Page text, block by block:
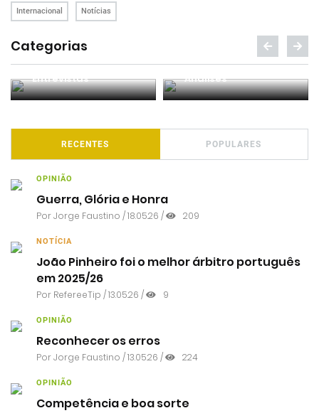
Internacional Notícias
Categorias
Entrevistas Análises
RECENTES POPULARES
OPINIÃO
Guerra, Glória e Honra
PorJorge Faustino / 18.05.26 / 209
NOTÍCIA
João Pinheiro foi o melhor árbitro português
em 2025/26
Por RefereeTip / 13.05.26 / 9
OPINIÃO
Reconhecer os erros
PorJorge Faustino / 13.05.26 / 224
OPINIÃO
Competência e boa sorte